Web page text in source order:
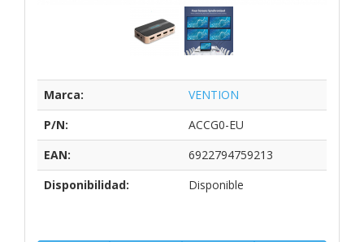
Marca:
VENTION
P/N:
ACCG0-EU
EAN:
6922794759213
Disponibilidad:
Disponible